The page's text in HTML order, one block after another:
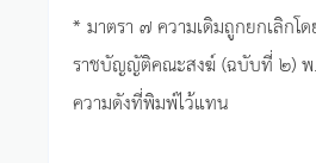
* มาตรา ๗ ความเดิมถูกยกเลิกโ
ราชบัญญัติคณะสงฆ์ (ฉบับที่ ๒)
ความดังที่พิมพ์ไว้แทน